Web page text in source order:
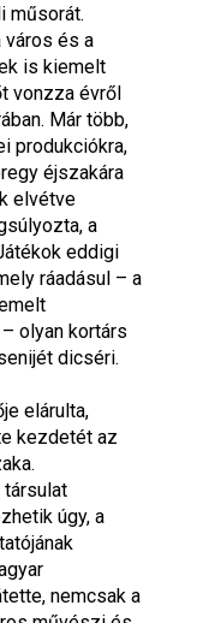
műsorát.
város és a
is kiemelt
vonzza évről
Már több,
produkciókra,
éjszakára
elvétve
a
eddigi
ráadásul – a
olyan kortárs
dicséri.
elárulta,
kezdetét az
úgy, a
nemcsak a